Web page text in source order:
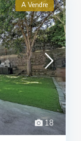
18
A Vendre